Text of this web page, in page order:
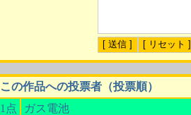
この作品への投票者（投票順）
1点
ガス電池